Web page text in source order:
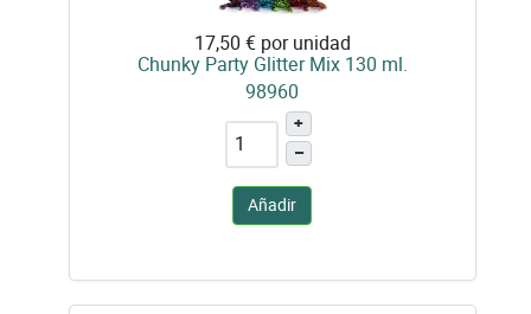
17,50 € por unidad
Chunky Party Glitter Mix 130 ml.
98960
+
–
Añadir